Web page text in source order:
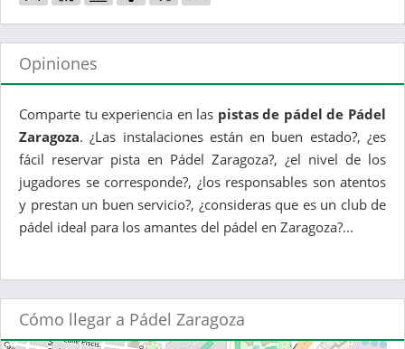
Opiniones
Comparte tu experiencia en las pistas de pádel de Pádel
Zaragoza. ¿Las instalaciones están en buen estado?, ¿es
fácil reservar pista en Pádel Zaragoza?, ¿el nivel de los
jugadores se corresponde?, ¿los responsables son atentos
y prestan un buen servicio?, ¿consideras que es un club de
pádel ideal para los amantes del pádel en Zaragoza?...
Cómo llegar a Pádel Zaragoza